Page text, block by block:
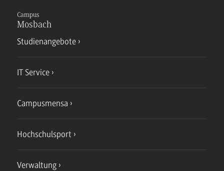
Campus
Mosbach
Studienangebote
IT Service
Campusmensa
Hochschulsport
Verwaltung